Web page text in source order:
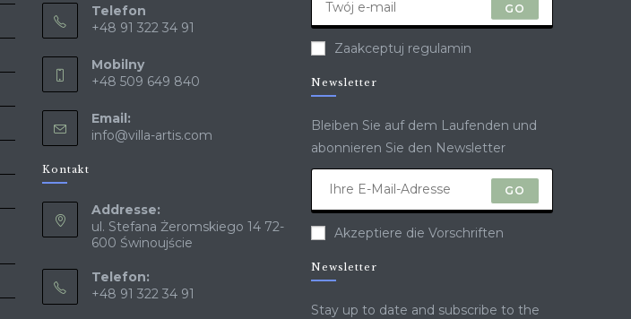
Telefon
+48 91 322 34 91
Mobilny
+48 509 649 840
Email:
info@villa-artis.com
Kontakt
Addresse:
ul. Stefana Żeromskiego 14 72-
600 Świnoujście
Telefon:
+48 91 322 34 91
GO
Zaakceptuj regulamin
Newsletter
Bleiben Sie auf dem Laufenden und
abonnieren Sie den Newsletter
GO
Akzeptiere die Vorschriften
Newsletter
Stay up to date and subscribe to the